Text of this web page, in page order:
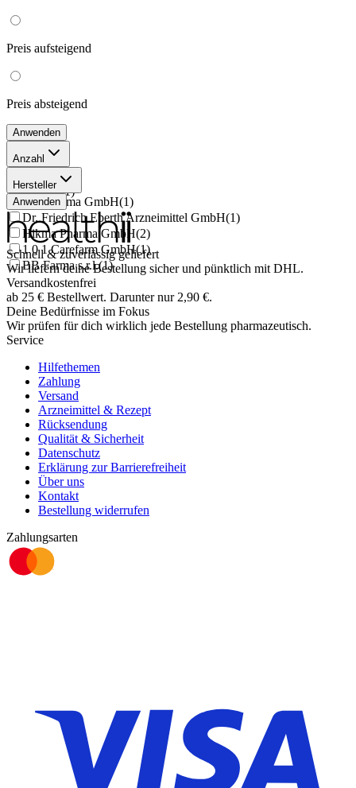
Preis aufsteigend
Preis absteigend
Anwenden
Anzahl
10 Stück (5
6 Stück(1)
Hersteller
CC Pharma GmbH(1)
Dr. Friedrich Eberth Arzneimittel GmbH(1)
Hikma Pharma GmbH(2)
1 0 1 Carefarm GmbH(1)
BB Farma s.r.l.(1)
Anwenden
Schnell & zuverlässig geliefert
Wir liefern deine Bestellung sicher und pünktlich mit DHL.
Versandkostenfrei
ab 25 € Bestellwert. Darunter nur 2,90 €.
Deine Bedürfnisse im Fokus
Wir prüfen für dich wirklich jede Bestellung pharmazeutisch.
Service
Hilfethemen
Zahlung
Versand
Arzneimittel & Rezept
Rücksendung
Qualität & Sicherheit
Datenschutz
Erklärung zur Barrierefreiheit
Über uns
Kontakt
Bestellung widerrufen
Zahlungsarten